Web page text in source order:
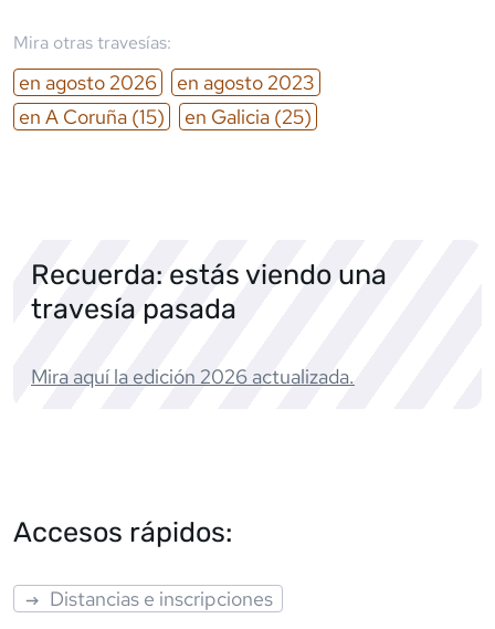
Mira otras travesías:
en agosto 2026 en agosto 2023
en A Coruña (15) en Galicia (25)
Recuerda: estás viendo una
travesía pasada
Mira aquí la edición 2026 actualizada.
Accesos rápidos:
Distancias e inscripciones